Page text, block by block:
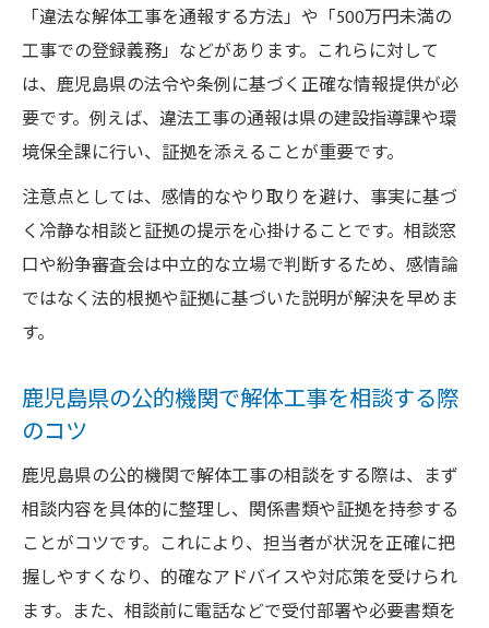
「違法な解体工事を通報する方法」や「500万円未満の
工事での登録義務」などがあります。これらに対して
は、鹿児島県の法令や条例に基づく正確な情報提供が必
要です。例えば、違法工事の通報は県の建設指導課や環
境保全課に行い、証拠を添えることが重要です。
注意点としては、感情的なやり取りを避け、事実に基づ
く冷静な相談と証拠の提示を心掛けることです。相談窓
口や紛争審査会は中立的な立場で判断するため、感情論
ではなく法的根拠や証拠に基づいた説明が解決を早めま
す。
鹿児島県の公的機関で解体工事を相談する際
のコツ
鹿児島県の公的機関で解体工事の相談をする際は、まず
相談内容を具体的に整理し、関係書類や証拠を持参する
ことがコツです。これにより、担当者が状況を正確に把
握しやすくなり、的確なアドバイスや対応策を受けられ
ます。また、相談前に電話などで受付部署や必要書類を